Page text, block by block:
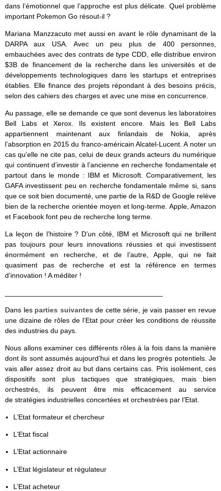
dans l’émotionnel que l’approche est plus délicate. Quel problème
important Pokemon Go résout-il ?
Mariana Manzzacuto met aussi en avant le rôle dynamisant de la
DARPA aux USA. Avec un peu plus de 400 personnes,
embauchées avec des contrats de type CDD, elle distribue environ
$3B de financement de la recherche dans les universités et de
développements technologiques dans les startups et entreprises
établies. Elle finance des projets répondant à des besoins précis,
selon des cahiers des charges et avec une mise en concurrence.
Au passage, elle se demande ce que sont devenus les laboratoires
Bell Labs et Xerox. Ils existent encore. Mais les Bell Labs
appartiennent maintenant aux finlandais de Nokia, après
l’absorption en 2015 du franco-américain Alcatel-Lucent. A noter un
cas qu’elle ne cite pas, celui de deux grands acteurs du numérique
qui continuent d’investir à l’ancienne en recherche fondamentale et
partout dans le monde : IBM et Microsoft. Comparativement, les
GAFA investissent peu en recherche fondamentale même si, sans
que ce soit bien documenté, une partie de la R&D de Google relève
bien de la recherche orientée moyen et long-terme. Apple, Amazon
et Facebook font peu de recherche long terme.
La leçon de l’histoire ? D’un côté, IBM et Microsoft qui ne brillent
pas toujours pour leurs innovations réussies et qui investissent
énormément en recherche, et de l’autre, Apple, qui ne fait
quasiment pas de recherche et est la référence en termes
d’innovation ! A méditer !
Dans les parties suivantes de cette série, je vais passer en revue
une dizaine de rôles de l’Etat pour créer les conditions de réussite
des industries du pays.
Nous allons examiner ces différents rôles à la fois dans la manière
dont ils sont assumés aujourd’hui et dans les progrès potentiels. Je
vais aller assez droit au but dans certains cas. Pris isolément, ces
dispositifs sont plus tactiques que stratégiques, mais bien
orchestrés, ils peuvent être mis efficacement au service
de stratégies industrielles concertées et orchestrées par l’Etat.
L’Etat formateur et chercheur
L’Etat fiscal
L’Etat actionnaire
L’Etat législateur et régulateur
L’Etat acheteur